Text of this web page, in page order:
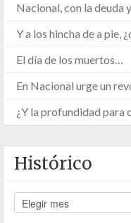
Nacional, con la deuda
Y a los hincha de a pie,
El día de los muertos…
En Nacional urge un
¿Y la profundidad para
Histórico